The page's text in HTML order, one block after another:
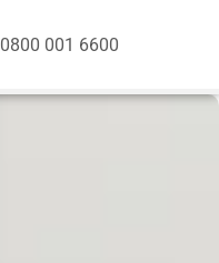
0800 001 6600